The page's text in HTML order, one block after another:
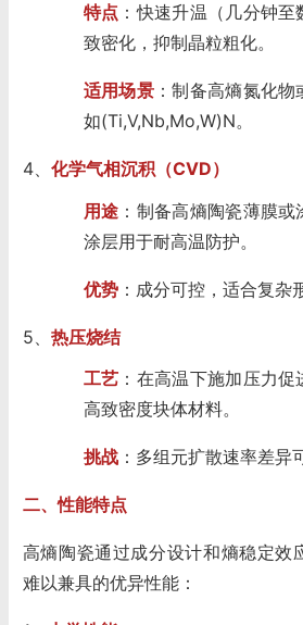
特点 ：快速升温（几分钟
致密化，抑制晶粒粗化。
适用场景：制备高熵氮化物
如(Ti,V,Nb,Mo,W)N。
4、 化学气相沉积（CVD）
用途 ：制备高熵陶瓷薄膜
涂层用于耐高温防护。
优势：成分可控，适合复杂
5、 热压烧结
工艺 ：在高温下施加压力
高致密度块体材料。
挑战：多组元扩散速率差异
二、性能特点
高熵陶瓷通过成分设计和熵稳定效
难以兼具的优异性能：